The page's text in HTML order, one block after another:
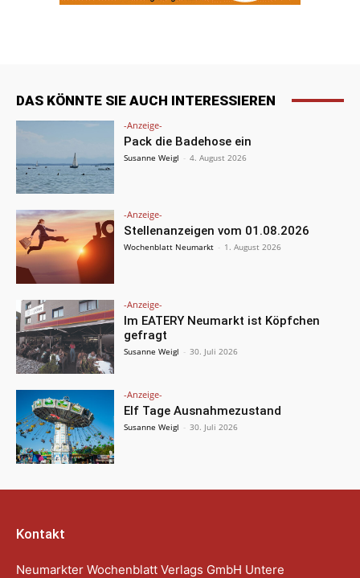
DAS KÖNNTE SIE AUCH INTERESSIEREN
-Anzeige-
Pack die Badehose ein
Susanne Weigl - 4. August 2026
-Anzeige-
Stellenanzeigen vom 01.08.2026
Wochenblatt Neumarkt - 1. August 2026
-Anzeige-
Im EATERY Neumarkt ist Köpfchen
gefragt
Susanne Weigl - 30. Juli 2026
-Anzeige-
Elf Tage Ausnahmezustand
Susanne Weigl - 30. Juli 2026
Kontakt
Neumarkter Wochenblatt Verlags GmbH Untere